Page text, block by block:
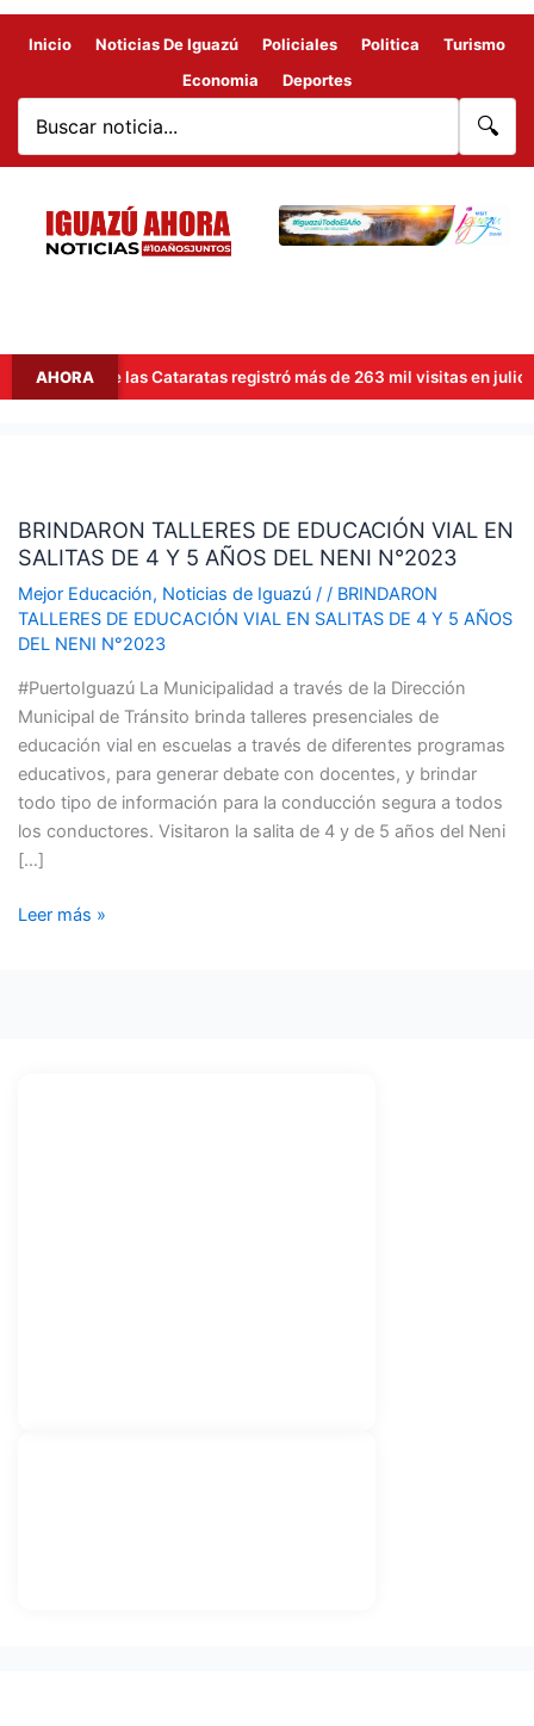
Inicio Noticias De Iguazú Policiales Politica
Turismo
Economia
Deportes
🔍
AHORAde las Cataratas registró más de 263 mil visitas en julio
BRINDARON TALLERES DE EDUCACIÓN VIAL EN
SALITAS DE 4 Y 5 AÑOS DEL NENI N°2023
Mejor Educación, Noticias de Iguazú/ / BRINDARON
TALLERES DE EDUCACIÓN VIAL EN SALITAS DE 4 Y 5 AÑOS
DEL NENI N°2023
#PuertoIguazú La Municipalidad a través de la Dirección
Municipal de Tránsito brinda talleres presenciales de
educación vial en escuelas a través de diferentes programas
educativos, para generar debate con docentes, y brindar
todo tipo de información para la conducción segura a todos
los conductores. Visitaron la salita de 4 y de 5 años del Neni
[…]
DE
EDUCACIÓN
VIAL
EN
SALITAS
N°2023
Leer más »